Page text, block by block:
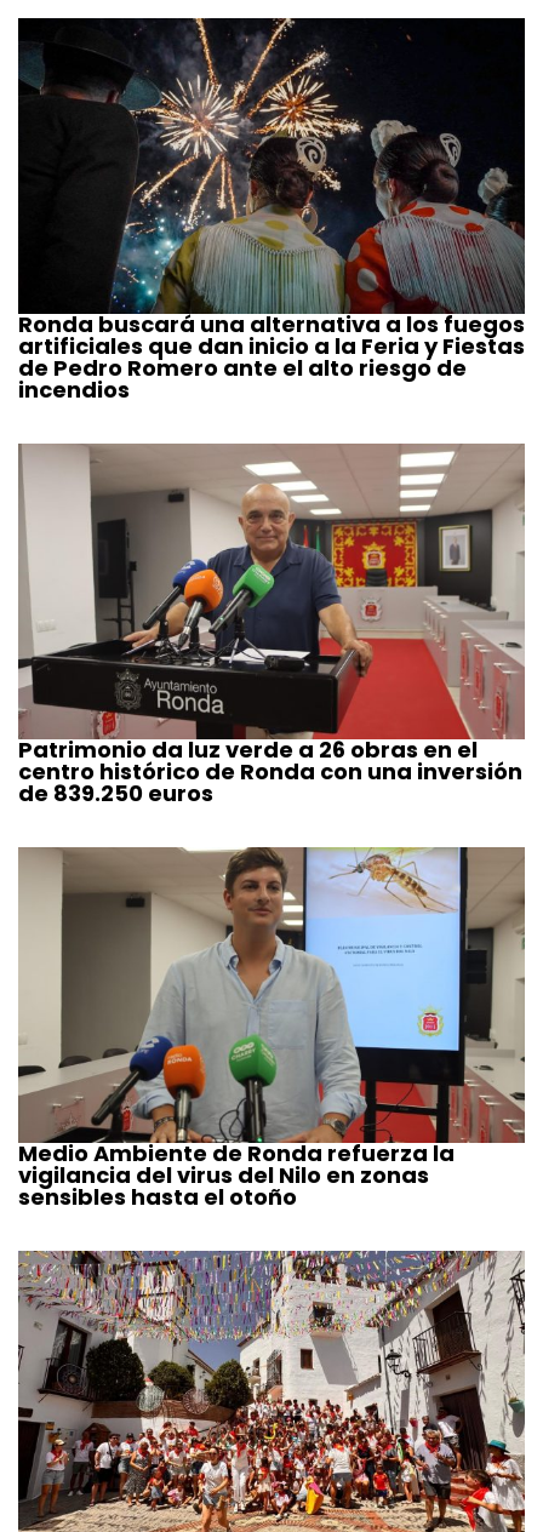
Ronda buscará una alternativa a los fuegos
artificiales que dan inicio a la Feria y Fiestas
de Pedro Romero ante el alto riesgo de
incendios
Patrimonio da luz verde a 26 obras en el
centro histórico de Ronda con una inversión
de 839.250 euros
Medio Ambiente de Ronda refuerza la
vigilancia del virus del Nilo en zonas
sensibles hasta el otoño